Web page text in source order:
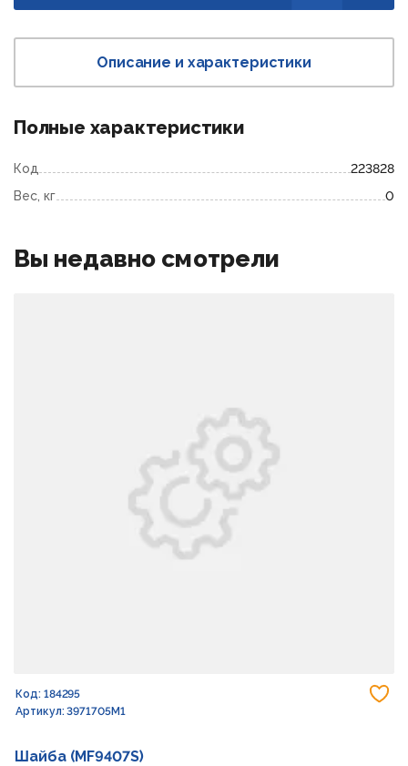
Описание и характеристики
Полные характеристики
Код
223828
Вес, кг
0
Вы недавно смотрели
Код: 184295
Артикул: 3971705M1
Шайба (MF9407S)